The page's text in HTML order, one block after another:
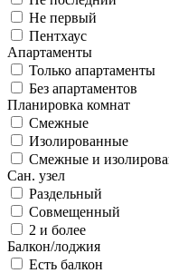
Не первый
Пентхаус
Апартаменты
Только апартаменты
Без апартаментов
Планировка комнат
Смежные
Изолированные
Смежные и
Сан. узел
Раздельный
Совмещенный
2 и более
Балкон/лоджия
Есть балкон